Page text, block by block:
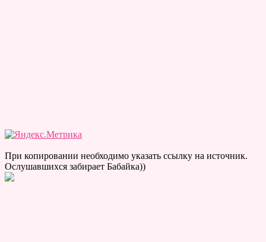
При копировании необходимо указать ссылку на источник.
Ослушавшихся забирает Бабайка))